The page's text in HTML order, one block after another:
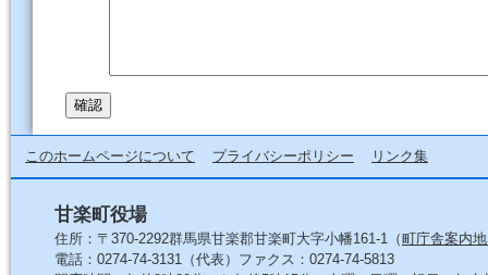
このホームページについて プライバシーポリシー リンク集
甘楽町役場
住所：〒370-2292群馬県甘楽郡甘楽町大字小幡161-1（町庁舎案内
電話：0274-74-3131（代表）ファクス：0274-74-5813